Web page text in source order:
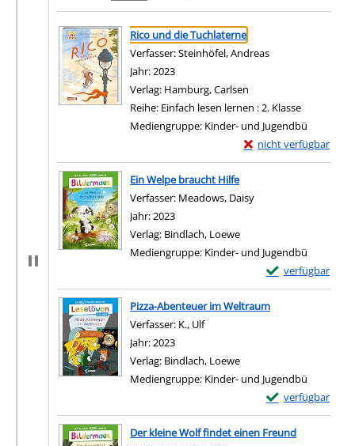
Suchergebnis
Zu den Suchfiltern springen
Rico und die Tuchlaterne
Verfasser:Steinhöfel, Andreas
Jahr:2023
Verlag: Hamburg, Carlsen
Reihe: Einfach lesen lernen : 2. Klasse
Mediengruppe: Kinder- und Jugendbü
nicht verfügbar
Exemplar-Details von
Zum Download von
Ein Welpe braucht Hilfe
Verfasser: Meadows, Daisy
Jahr:2023
Verlag: Bindlach, Loewe
Mediengruppe: Kinder- und Jugendbü
verfügbar
Exemplar-Details
Zum Download
Pizza-Abenteuer im Weltraum
Verfasser: K., UlfSuche nach diesem Verfasser
Jahr:2023
Verlag: Bindlach, Loewe
Mediengruppe: Kinder- und Jugendbü
verfügbar
Exemplar-Details
Zum Download
Der kleine Wolf findet einen Freund